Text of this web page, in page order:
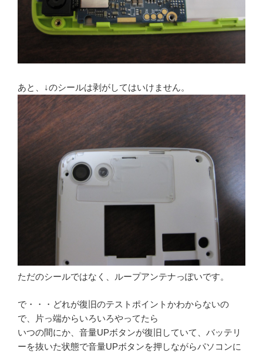
あと、↓のシールは剥がしてはいけません。
ただのシールではなく、ループアンテナっぽいです。
で・・・どれが復旧のテストポイントかわからないの
で、片っ端からいろいろやってたら
いつの間にか、音量UPボタンが復旧していて、バッテリ
ーを抜いた状態で音量UPボタンを押しながらパソコンに